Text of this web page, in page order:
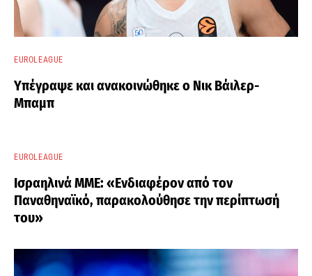
EUROLEAGUE
Υπέγραψε και ανακοινώθηκε ο Νικ Βάιλερ-
Μπαμπ
EUROLEAGUE
Ισραηλινά ΜΜΕ: «Ενδιαφέρον από τον
Παναθηναϊκό, παρακολούθησε την περίπτωσή
του»